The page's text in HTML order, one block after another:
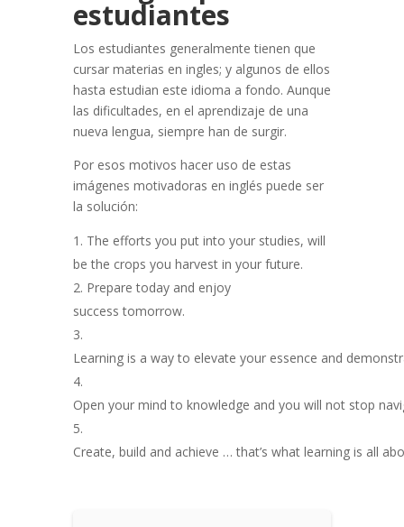
estudiantes
Los estudiantes generalmente tienen que
cursar materias en ingles; y algunos de ellos
hasta estudian este idioma a fondo. Aunque
las dificultades, en el aprendizaje de una
nueva lengua, siempre han de surgir.
Por esos motivos hacer uso de estas
imágenes motivadoras en inglés puede ser
la solución:
The efforts you put into your studies, will
be the crops you harvest in your future.
Prepare today and enjoy
success tomorrow.
Learning is a wayto elevate your essence and
Open your mind to knowledge and you will notstop
Create, build and achieve …that’s what learning is all